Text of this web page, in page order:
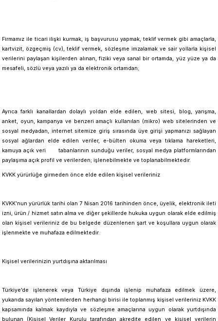
Firmamız ile ticari ilişki kurmak, iş başvurusu yapmak, teklif vermek gibi amaçlarla,
kartvizit, özgeçmiş (cv), teklif vermek, sözleşme imzalamak ve sair yollarla kişisel
verilerini paylaşan kişilerden alınan, fiziki veya sanal bir ortamda, yüz yüze ya da
mesafeli, sözlü veya yazılı ya da elektronik ortamdan;
Ayrıca farklı kanallardan dolaylı yoldan elde edilen, web sitesi, blog, yarışma,
anket, oyun, kampanya ve benzeri amaçlı kullanılan (mikro) web sitelerinden ve
sosyal medyadan, internet sitemize giriş sırasında üye girişi yapmanızı sağlayan
sosyal ağlardan elde edilen veriler, e-bülten okuma veya tıklama hareketleri,
kamuya açık veri tabanlarının sunduğu veriler, sosyal medya platformlarından
paylaşıma açık profil ve verilerden; işlenebilmekte ve toplanabilmektedir.
KVKK yürürlüğe girmeden önce elde edilen kişisel verileriniz
KVKK’nun yürürlük tarihi olan 7 Nisan 2016 tarihinden önce, üyelik, elektronik ileti
izni, ürün / hizmet satın alma ve diğer şekillerde hukuka uygun olarak elde edilmiş
olan kişisel verileriniz de bu belgede düzenlenen şart ve koşullara uygun olarak
işlenmekte ve muhafaza edilmektedir.
Kişisel verilerinizin yurtdışına aktarılması
Türkiye’de işlenerek veya Türkiye dışında işlenip muhafaza edilmek üzere,
yukarıda sayılan yöntemlerden herhangi birisi ile toplanmış kişisel verileriniz KVKK
kapsamında kalmak kaydıyla ve sözleşme amaçlarına uygun olarak yurtdışında
bulunan (Kişisel Veriler Kurulu tarafından akredite edilen ve kişisel verilerin